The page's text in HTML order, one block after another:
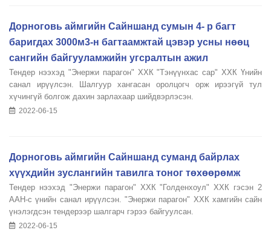
Дорноговь аймгийн Сайншанд сумын 4- р багт
баригдах 3000м3-н багтаамжтай цэвэр усны нөөц
сангийн байгууламжийн угсралтын ажил
Тендер нээхэд "Энержи парагон" ХХК "Тэнүүнхас сар" ХХК Үнийн
санал ирүүлсэн. Шалгуур хангасан оролцогч орж ирээгүй тул
хүчингүй болгож дахин зарлахаар шийдвэрлэсэн.
2022-06-15
Дорноговь аймгийн Сайншанд суманд байрлах
хүүхдийн зуслангийн тавилга тоног төхөөрөмж
Тендер нээхэд "Энержи парагон" ХХК "Голденхоул" ХХК гэсэн 2
ААН-с үнийн санал ирүүлсэн. "Энержи парагон" ХХК хамгийн сайн
үнэлэгдсэн тендерээр шалгарч гэрээ байгуулсан.
2022-06-15